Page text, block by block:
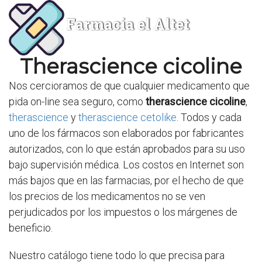
Farmacia el Altet
Therascience cicoline
Nos cercioramos de que cualquier medicamento que
pida on-line sea seguro, como therascience cicoline,
therascience ytherascience cetolike . Todos y cada
uno de los fármacos son elaborados por fabricantes
autorizados, con lo que están aprobados para su uso
bajo supervisión médica. Los costos en Internet son
más bajos que en las farmacias, por el hecho de que
los precios de los medicamentos no se ven
perjudicados por los impuestos o los márgenes de
beneficio.
Nuestro catálogo tiene todo lo que precisa para